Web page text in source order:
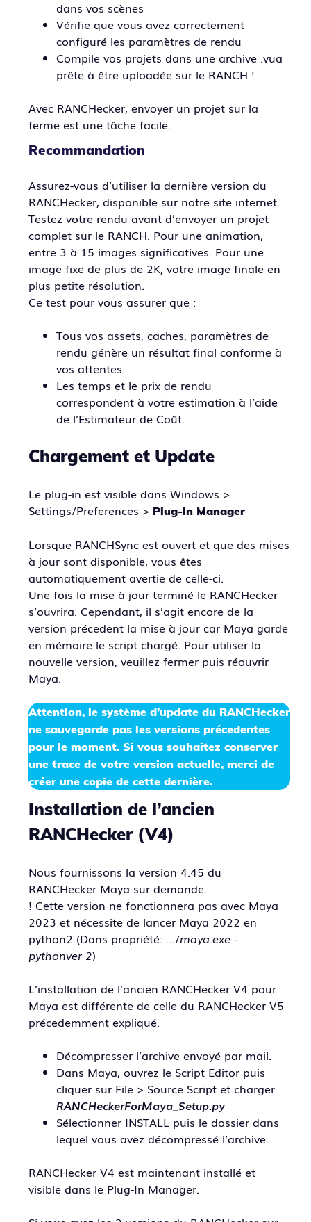
dans vos scènes
Vérifie que vous avez correctement
configuré les paramètres de rendu
Compile vos projets dans une archive .vua
prête à être uploadée sur le RANCH !
Avec RANCHecker, envoyer un projet sur la
ferme est une tâche facile.
Recommandation
Assurez-vous d’utiliser la dernière version du
RANCHecker, disponible sur notre site internet.
Testez votre rendu avant d’envoyer un projet
complet sur le RANCH. Pour une animation,
entre 3 à 15 images significatives. Pour une
image fixe de plus de 2K, votre image finale en
plus petite résolution.
Ce test pour vous assurer que :
Tous vos assets, caches, paramètres de
rendu génère un résultat final conforme à
vos attentes.
Les temps et le prix de rendu
correspondent à votre estimation à l’aide
de l’Estimateur de Coût.
Chargement et Update
Le plug-in est visible dans Windows >
Settings/Preferences > Plug-In Manager
Lorsque RANCHSync est ouvert et que des mises
à jour sont disponible, vous êtes
automatiquement avertie de celle-ci.
Une fois la mise à jour terminé le RANCHecker
s’ouvrira. Cependant, il s’agit encore de la
version précedent la mise à jour car Maya garde
en mémoire le script chargé. Pour utiliser la
nouvelle version, veuillez fermer puis réouvrir
Maya.
Attention, le système d’update du RANCHecker
ne sauvegarde pas les versions précedentes
pour le moment. Si vous souhaitez conserver
une trace de votre version actuelle, merci de
créer une copie de cette dernière.
Installation de l’ancien
RANCHecker (V4)
Nous fournissons la version 4.45 du
RANCHecker Maya sur demande.
! Cette version ne fonctionnera pas avec Maya
2023 et nécessite de lancer Maya 2022 en
python2 (Dans propriété: …/maya.exe -
pythonver 2)
L’installation de l’ancien RANCHecker V4 pour
Maya est différente de celle du RANCHecker V5
précedemment expliqué.
Décompresser l’archive envoyé par mail.
Dans Maya, ouvrez le Script Editor puis
cliquer sur File > Source Script et charger
RANCHeckerForMaya_Setup.py
Sélectionner INSTALL puis le dossier dans
lequel vous avez décompressé l’archive.
RANCHecker V4 est maintenant installé et
visible dans le Plug-In Manager.